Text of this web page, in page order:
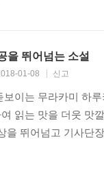
을 뛰어넘는 소설
01-08 신고
보이는 무라카미 하
읽는 맛을 더웃 맛
을 뛰어넘고 기사단